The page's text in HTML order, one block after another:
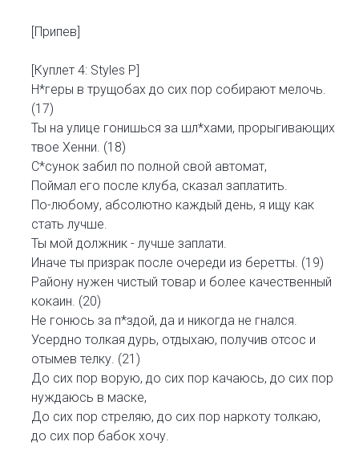
[Припев]
[Куплет 4: Styles P]
Н*геры в трущобах до сих пор собирают мелочь.
(17)
Ты на улице гонишься за шл*хами, прорыгивающих
твое Хенни. (18)
С*сунок забил по полной свой автомат,
Поймал его после клуба, сказал заплатить.
По-любому, абсолютно каждый день, я ищу как
стать лучше.
Ты мой должник - лучше заплати.
Иначе ты призрак после очереди из беретты. (19)
Району нужен чистый товар и более качественный
кокаин. (20)
Не гонюсь за п*здой, да и никогда не гнался.
Усердно толкая дурь, отдыхаю, получив отсос и
отымев телку. (21)
До сих пор ворую, до сих пор качаюсь, до сих пор
нуждаюсь в маске,
До сих пор стреляю, до сих пор наркоту толкаю,
до сих пор бабок хочу.